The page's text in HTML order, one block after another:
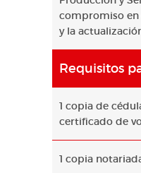
compromiso
y la
Requisitos
1 copia de
certificado de
1 copia